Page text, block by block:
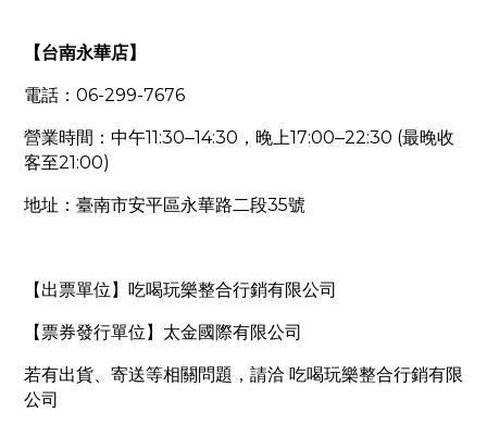
【台南永華店】
電話： 06-299-7676
營業時間：中午11:30–14:30 ，晚上17:00–22:30 (最晚收
客至21:00)
地址：臺南市安平區永華路二段35號
【出票單位】吃喝玩樂整合行銷有限公司
【票券發行單位】太金國際有限公司
若有出貨、寄送等相關問題，請洽 吃喝玩樂整合行銷有限
公司